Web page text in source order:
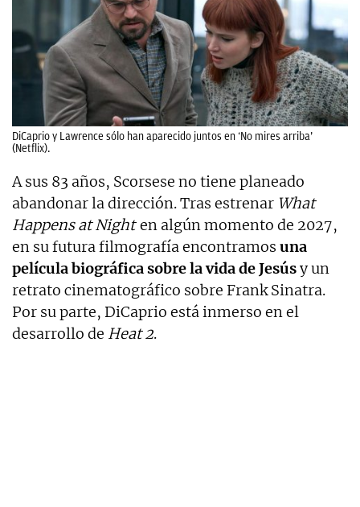
DiCaprio y Lawrence sólo han aparecido juntos en ‘No mires arriba’
(Netflix).
A sus 83 años, Scorsese no tiene planeado
abandonar la dirección. Tras estrenar What
Happens at Nighten algún momento de 2027,
en su futura filmografía encontramos una
película biográfica sobre la vida de Jesúsy un
retrato cinematográfico sobre Frank Sinatra.
Por su parte, DiCaprio está inmerso en el
desarrollo de Heat 2.